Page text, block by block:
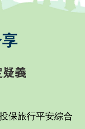
疑義
保旅行平安綜合